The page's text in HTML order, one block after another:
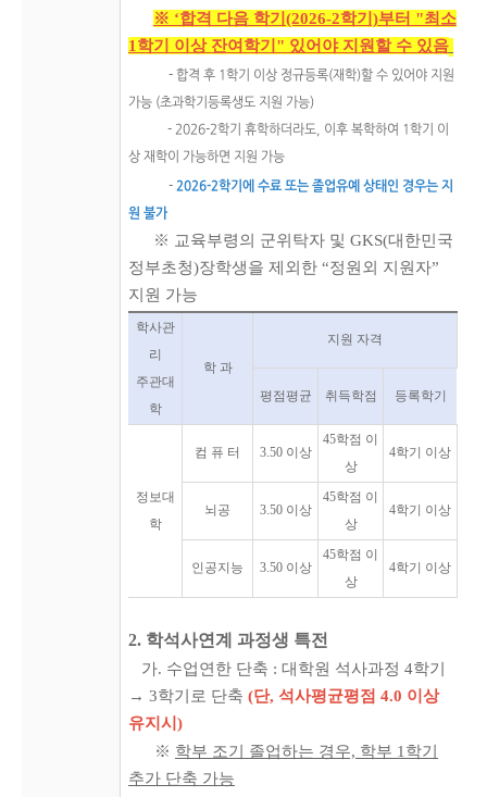
※ ‘합격 다음 학기(2026-2학기)부터 "최소
1학기 이상 잔여학기" 있어야 지원할 수 있음
- 합격 후 1학기 이상 정규등록(재학)할 수 있어야 지원
가능 (초과학기등록생도 지원 가능)
- 2026-2학기 휴학하더라도, 이후 복학하여 1학기 이
상 재학이 가능하면 지원 가능
- 2026-2학기에 수료 또는 졸업유예 상태인 경우는 지
원 불가
※ 교육부령의 군위탁자 및 GKS(대한민국
정부초청)장학생을 제외한 “정원외 지원자”
지원 가능
학사관
리
주관대
학
학 과
지원 자격
평점평균 취득학점 등록학기
정보대
학
컴 퓨 터 3.50 이상
45학점 이
상
4학기 이상
뇌공 3.50 이상
45학점 이
상
4학기 이상
인공지능 3.50 이상
45학점 이
상
4학기 이상
2. 학석사연계 과정생 특전
가. 수업연한 단축 : 대학원 석사과정 4학기
→ 3학기로 단축 (단, 석사평균평점 4.0 이상
유지시)
※ 학부 조기 졸업하는 경우, 학부 1학기
추가 단축 가능